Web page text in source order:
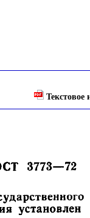
Текстовое